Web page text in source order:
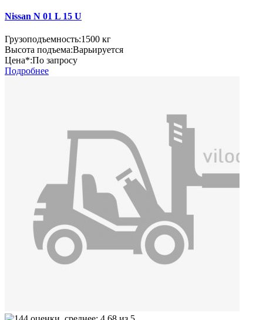
Nissan N 01 L 15 U
Грузоподъемность:1500 кг
Высота подъема:Варьируется
Цена*:По запросу
Подробнее